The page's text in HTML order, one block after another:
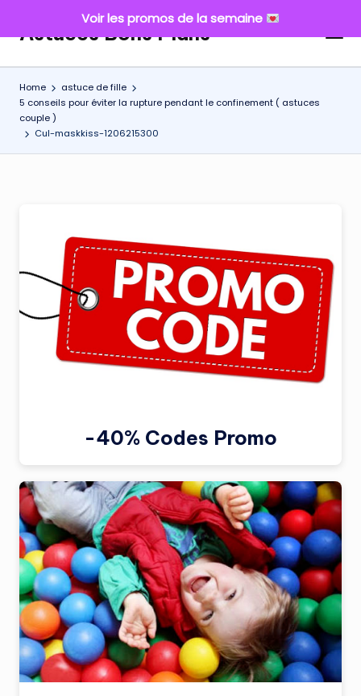
Skip
content
Astuces Bons Plans
Home
astuce de fille
5 conseils pour éviter la rupture pendant le confinement ( astuces
couple )
Cul-maskkiss-1206215300
-40% Codes Promo
Voir les promos de la semaine